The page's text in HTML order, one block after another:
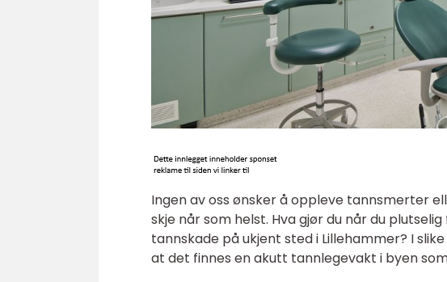
Ingen av oss ønsker å oppleve tannsmerter
skje når som helst. Hva gjør du når du
tannskade på ukjent sted i Lillehammer? I
at det finnes en akutt tannlegevakt i byen